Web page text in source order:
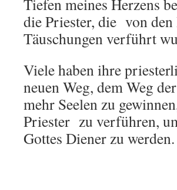
Tiefen meines Herzens
die Priester, die von
Täuschungen verführt
Viele haben ihre
neuen Weg, dem Weg
mehr Seelen zu
Priester zu verführen,
Gottes Diener zu werden.